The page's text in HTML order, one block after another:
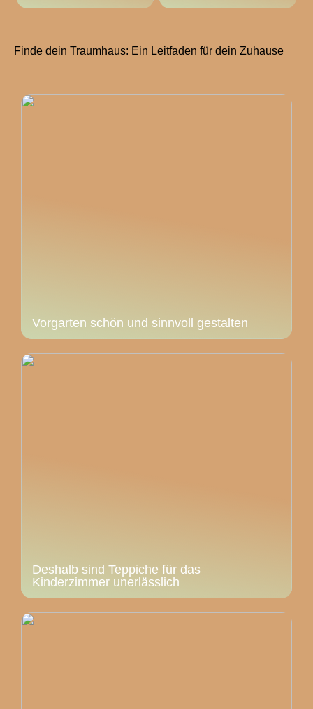
Finde dein Traumhaus: Ein Leitfaden für dein Zuhause
Vorgarten schön und sinnvoll gestalten
Deshalb sind Teppiche für das
Kinderzimmer unerlässlich